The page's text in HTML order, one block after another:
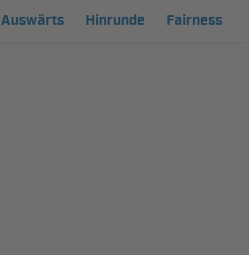
Auswärts Hinrunde Fairness